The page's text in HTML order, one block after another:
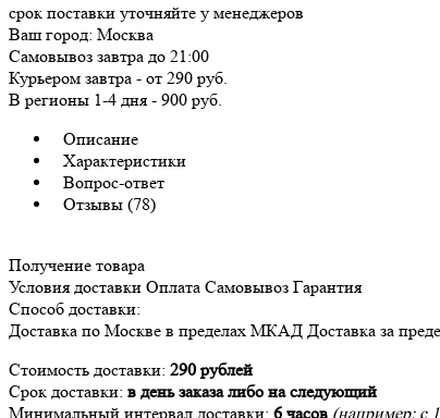
срок поставки уточняйте у менеджеров
Ваш город: Москва
Самовывоз завтра до 21:00
Курьером завтра - от 290 руб.
В регионы 1-4 дня - 900 руб.
Описание
Характеристики
Вопрос-ответ
Отзывы (78)
Получение товара
Условия доставки Оплата Самовывоз Гарантия
Способ доставки:
Доставка по Москве в пределах МКАД Доставка за
Стоимость доставки: 290 рублей
Срок доставки: в день заказа либо на следующий
Минимальный интервал доставки: 6 часов (например: с